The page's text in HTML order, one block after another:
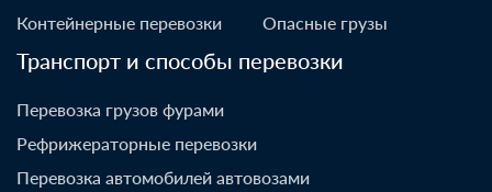
Контейнерные перевозки
Опасные грузы
Транспорт и способы перевозки
Перевозка грузов фурами
Рефрижераторные перевозки
Перевозка автомобилей автовозами